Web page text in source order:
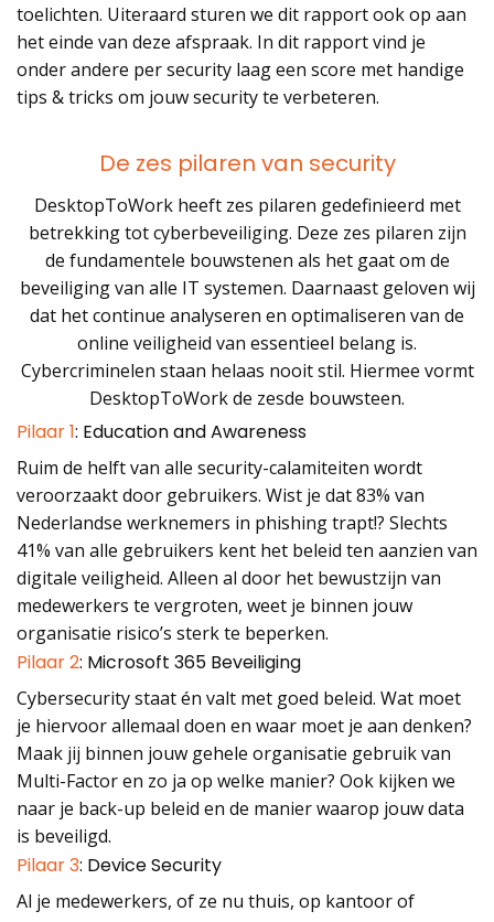
toelichten. Uiteraard sturen we dit rapport ook op aan
het einde van deze afspraak. In dit rapport vind je
onder andere per security laag een score met handige
tips & tricks om jouw security te verbeteren.
De zes pilaren van security
DesktopToWork heeft zes pilaren gedefinieerd met
betrekking tot cyberbeveiliging. Deze zes pilaren zijn
de fundamentele bouwstenen als het gaat om de
beveiliging van alle IT systemen. Daarnaast geloven wij
dat het continue analyseren en optimaliseren van de
online veiligheid van essentieel belang is.
Cybercriminelen staan helaas nooit stil. Hiermee vormt
DesktopToWork de zesde bouwsteen.
Pilaar 1: Education and Awareness
Ruim de helft van alle security-calamiteiten wordt
veroorzaakt door gebruikers. Wist je dat 83% van
Nederlandse werknemers in phishing trapt!? Slechts
41% van alle gebruikers kent het beleid ten aanzien van
digitale veiligheid. Alleen al door het bewustzijn van
medewerkers te vergroten, weet je binnen jouw
organisatie risico’s sterk te beperken.
Pilaar 2: Microsoft 365 Beveiliging
Cybersecurity staat én valt met goed beleid. Wat moet
je hiervoor allemaal doen en waar moet je aan denken?
Maak jij binnen jouw gehele organisatie gebruik van
Multi-Factor en zo ja op welke manier? Ook kijken we
naar je back-up beleid en de manier waarop jouw data
is beveiligd.
Pilaar 3: Device Security
Al je medewerkers, of ze nu thuis, op kantoor of